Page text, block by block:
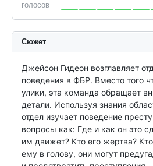
голосов
Сюжет
Джейсон Гидеон возглавляет
поведения в ФБР. Вместо того
улики, эта команда обращает
детали. Используя знания
отдел изучает поведение
вопросы как: Где и как он это
им движет? Кто его жертва?
ему в голову, они могут